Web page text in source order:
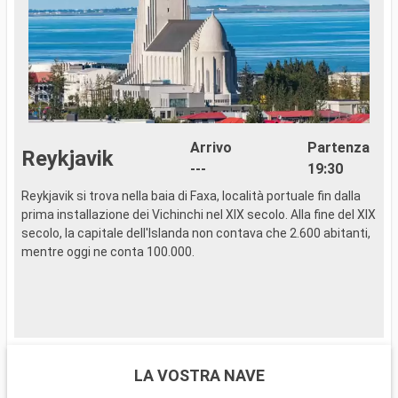
Reykjavik
Arrivo
---
Partenza
19:30
Reykjavik si trova nella baia di Faxa, località portuale fin dalla
prima installazione dei Vichinchi nel XIX secolo. Alla fine del XIX
secolo, la capitale dell'Islanda non contava che 2.600 abitanti,
mentre oggi ne conta 100.000.
LA VOSTRA NAVE